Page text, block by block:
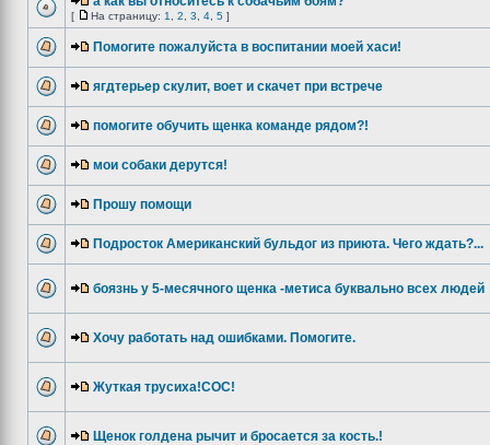
[ На страницу: 1 2 3 4 5 ]
Помогите пожалуйста в воспитании моей хаси!
ягдтерьер скулит, воет и скачет при встрече
помогите обучить щенка команде рядом?!
мои собаки дерутся!
Прошу помощи
Подросток Американский бульдог из приюта. Чего ждать?...
боязнь у 5-месячного щенка -метиса буквально всех людей
Хочу работать над ошибками. Помогите.
Жуткая трусиха!СОС!
Щенок голдена рычит и бросается за кость.!